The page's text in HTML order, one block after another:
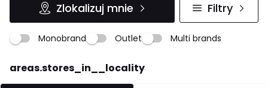
Zlokalizuj mnie Filtry
Monobrand Outlet Multi brands
areas.stores_in__locality